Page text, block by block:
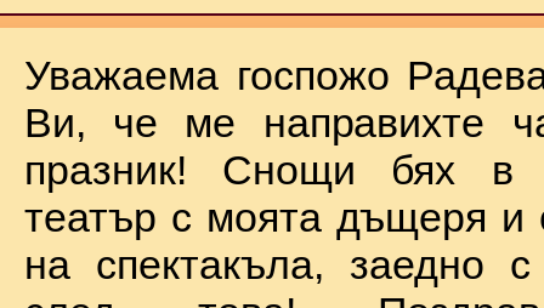
Уважаема госпожо
Ви, че ме направихте
празник! Снощи бях в
театър с моята дъщеря и
на спектакъла, заедно с